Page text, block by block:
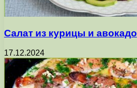
Салат из курицы и авокадо
17.12.2024